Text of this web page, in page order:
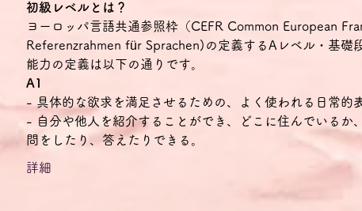
初級レベルとは？
ヨーロッパ言語共通参照枠（CEFR Common European
Referenzrahmen für Sprachen)の定義するAレベル・基礎
能力の定義は以下の通りです。
A1
- 具体的な欲求を満足させるための、よく使われる日常的
- 自分や他人を紹介することができ、どこに住んでいるか
問をしたり、答えたりできる。
詳細